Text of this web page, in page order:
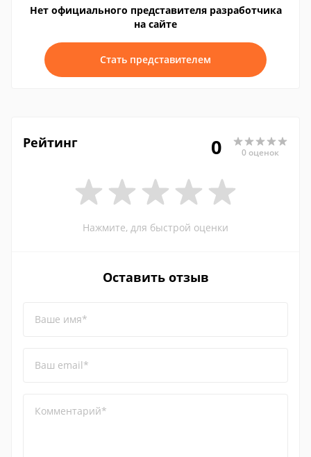
Нет официального представителя разработчика
на сайте
Стать представителем
Рейтинг 0 0 оценок
Нажмите, для быстрой оценки
Оставить отзыв
Ваше имя*
Ваш email*
Комментарий*